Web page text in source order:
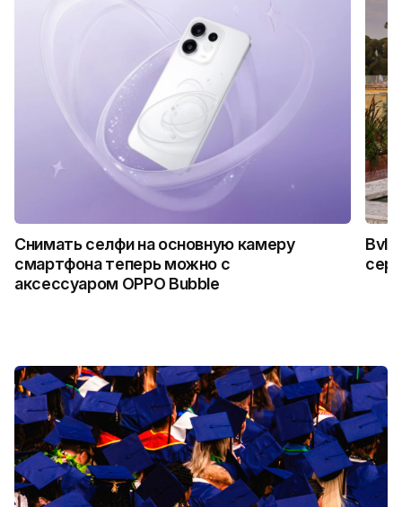
Снимать селфи на основную камеру
смартфона теперь можно с
аксессуаром OPPO Bubble